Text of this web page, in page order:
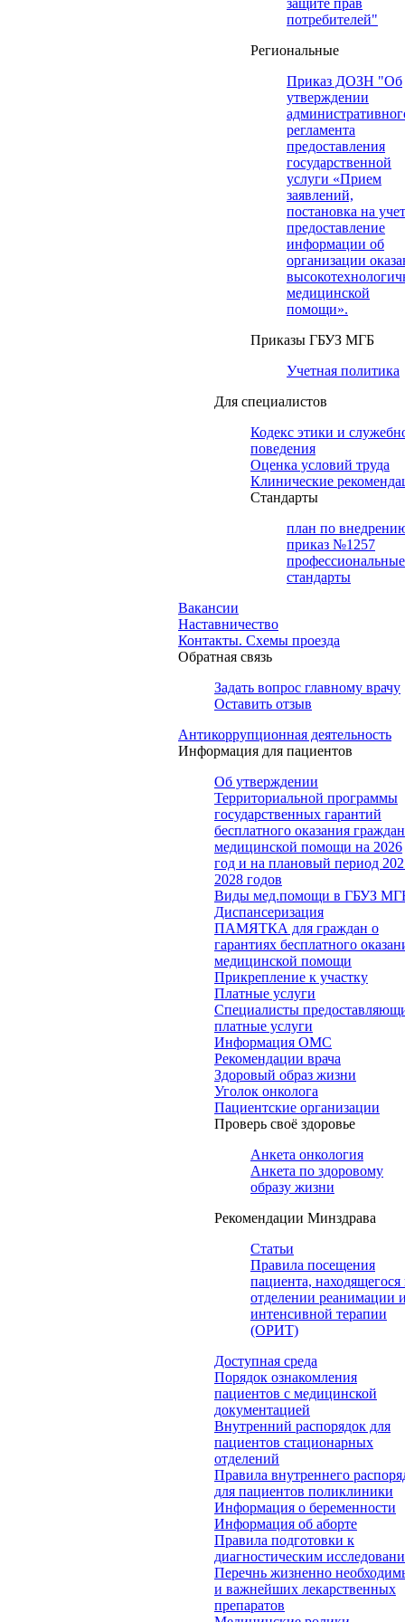
защите прав
потребителей"
Региональные
Приказ ДОЗН "Об
утверждении
регламента
предоставления
государственной
услуги «Прием
заявлений,
постановка на
предоставление
информации об
организации
медицинской
помощи».
Приказы ГБУЗ МГБ
Учетная политика
Для специалистов
Кодекс этики и
поведения
Оценка условий труда
Клинические
Cтандарты
план по
приказ №1257
профессиональные
стандарты
Вакансии
Наставничество
Контакты. Схемы проезда
Обратная связь
Задать вопрос главному врачу
Оставить отзыв
Антикоррупционная деятельность
Информация для пациентов
Об утверждении
Территориальной программы
государственных гарантий
бесплатного оказания
медицинской помощи на 2026
год и на плановый период
2028 годов
Виды мед.помощи в ГБУЗ
Диспансеризация
ПАМЯТКА для граждан о
гарантиях бесплатного
медицинской помощи
Прикрепление к участку
Платные услуги
Специалисты
платные услуги
Информация ОМС
Рекомендации врача
Здоровый образ жизни
Уголок онколога
Пациентские организации
Проверь своё здоровье
Анкета онкология
Анкета по здоровому
образу жизни
Рекомендации Минздрава
Статьи
Правила посещения
пациента, находящегося
отделении реанимации и
интенсивной терапии
(ОРИТ)
Доступная среда
Порядок ознакомления
пациентов с медицинской
документацией
Внутренний распорядок для
пациентов стационарных
отделений
Правила внутреннего
для пациентов поликлиники
Информация о беременности
Информация об аборте
Правила подготовки к
диагностическим
Перечнь жизненно
и важнейших лекарственных
препаратов